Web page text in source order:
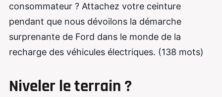
consommateur ? Attachez votre ceinture
pendant que nous dévoilons la démarche
surprenante de Ford dans le monde de la
recharge des véhicules électriques. (138 mots)
Niveler le terrain ?